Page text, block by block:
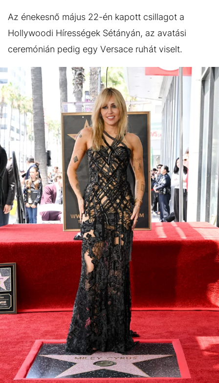
Az énekesnő május 22-én kapott csillagot a
Hollywoodi Hírességek Sétányán, az avatási
ceremónián pedig egy Versace ruhát viselt.